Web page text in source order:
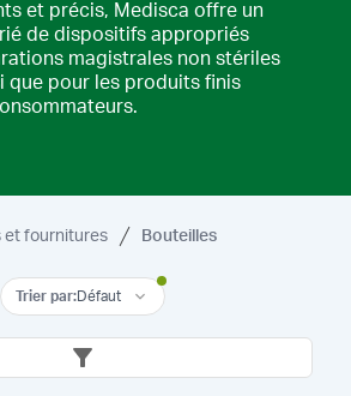
et précis, Medisca offre un
de dispositifs appropriés
magistrales non stériles
que pour les produits finis
et fournitures Bouteilles
Trier par:Défaut